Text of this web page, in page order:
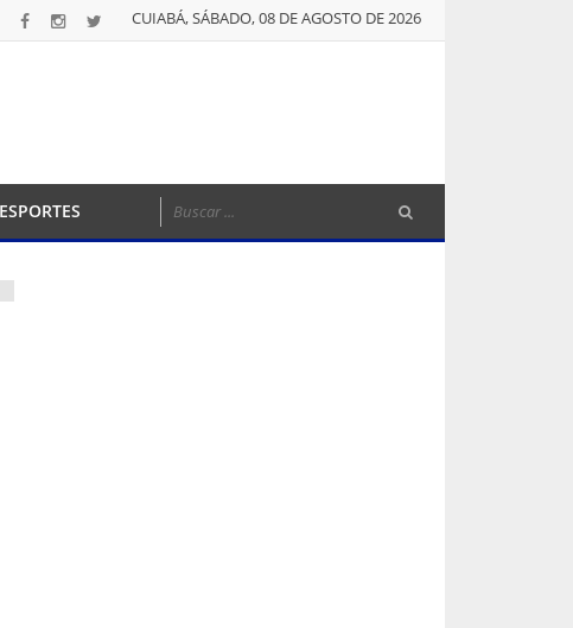
CUIABÁ, SÁBADO, 08 DE AGOSTO DE 2026